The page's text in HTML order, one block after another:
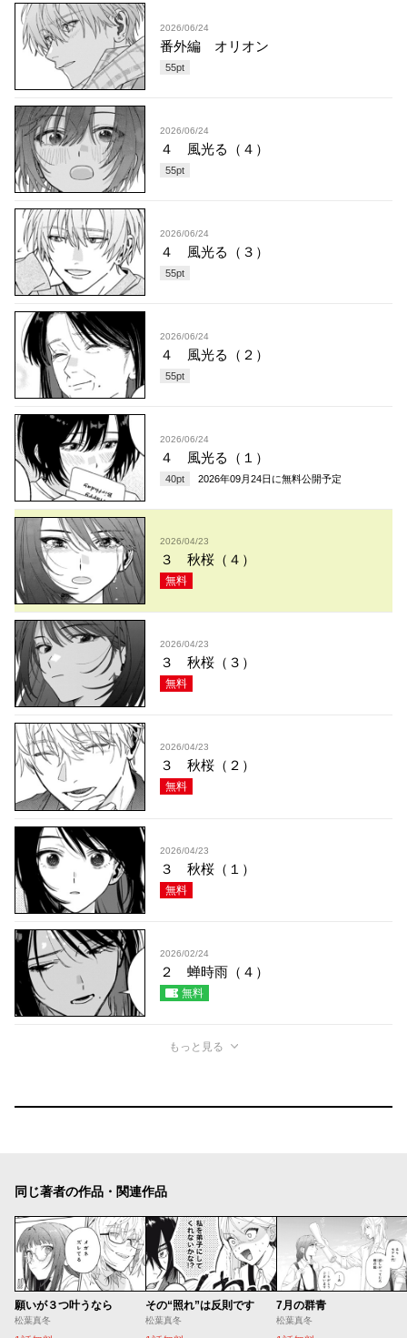
2026/06/24
番外編 オリオン
55pt
2026/06/24
４ 風光る（４）
55pt
2026/06/24
４ 風光る（３）
55pt
2026/06/24
４ 風光る（２）
55pt
2026/06/24
４ 風光る（１）
40pt 2026年09月24日 に無料公開予定
2026/04/23
３ 秋桜（４）
無料
2026/04/23
３ 秋桜（３）
無料
2026/04/23
３ 秋桜（２）
無料
2026/04/23
３ 秋桜（１）
無料
2026/02/24
２ 蝉時雨（４）
無料
もっと見る
同じ著者の作品・関連作品
願いが３つ叶うなら
松葉真冬
その“照れ”は反則です
松葉真冬
7月の群青
松葉真冬